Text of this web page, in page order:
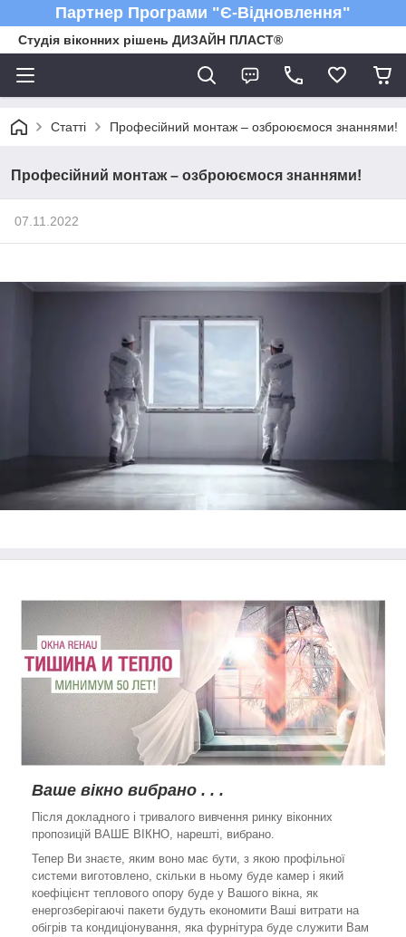
Партнер Програми "Є-Відновлення"
Студія віконних рішень ДИЗАЙН ПЛАСТ®
Статті Професійний монтаж – озброюємося знаннями!
Професійний монтаж – озброюємося знаннями!
07.11.2022
Ваше вікно вибрано . . .
Після докладного і тривалого вивчення ринку віконних
пропозицій ВАШЕ ВІКНО, нарешті, вибрано.
Тепер Ви знаєте, яким воно має бути, з якою профільної
системи виготовлено, скільки в ньому буде камер і який
коефіцієнт теплового опору буде у Вашого вікна, як
енергозберігаючі пакети будуть економити Ваші витрати на
обігрів та кондиціонування, яка фурнітура буде служити Вам